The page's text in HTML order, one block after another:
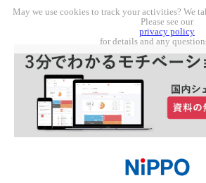
May we use cookies to track your activities? We
Please see our
privacy policy
for details and any